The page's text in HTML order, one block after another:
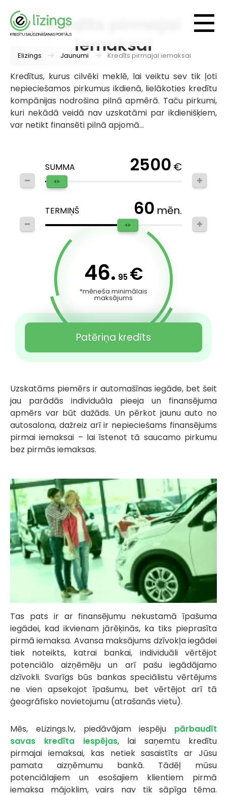
Elizings Jaunumi Kredīts pirmajai iemaksai
Kredīts pirmajai
iemaksai
Kredītus, kurus cilvēki meklē, lai veiktu sev tik ļoti
nepieciešamos pirkumus ikdienā, lielākoties kredītu
kompānijas nodrošina pilnā apmērā. Taču pirkumi,
kuri nekādā veidā nav uzskatāmi par ikdienišķiem,
var netikt finansēti pilnā apjomā...
SUMMA 2500 €
TERMIŅŠ 60 mēn.
46. 95 €
*mēneša minimālais
maksājums
Patēriņa kredīts
Uzskatāms piemērs ir automašīnas iegāde, bet šeit
jau parādās individuāla pieeja un finansējuma
apmērs var būt dažāds. Un pērkot jaunu auto no
autosalona, dažreiz arī ir nepieciešams finansējums
pirmai iemaksai – lai īstenot tā saucamo pirkumu
bez pirmās iemaksas.
Tas pats ir ar finansējumu nekustamā īpašuma
iegādei, kad ikvienam jārēķinās, ka tiks pieprasīta
pirmā iemaksa. Avansa maksājums dzīvokļa iegādei
tiek noteikts, katrai bankai, individuāli vērtējot
potenciālo aizņēmēju un arī pašu iegādājamo
dzīvokli. Svarīgs būs bankas speciālistu vērtējums
ne vien apsekojot īpašumu, bet vērtējot arī tā
ģeogrāfisko novietojumu (atrašanās vietu).
Mēs, eLizings.lv, piedāvājam iespēju pārbaudīt
savas kredīta iespējas, lai saņemtu kredītu
pirmajai iemaksai, kas netiek sasaistīts ar Jūsu
pamata aizņēmumu bankā. Tādēļ mūsu
potenciālajiem un esošajiem klientiem pirmā
iemaksa mājoklim, vairs nav tik sāpīga tēma.